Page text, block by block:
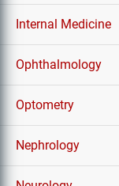
Internal Medicine
Ophthalmology
Optometry
Nephrology